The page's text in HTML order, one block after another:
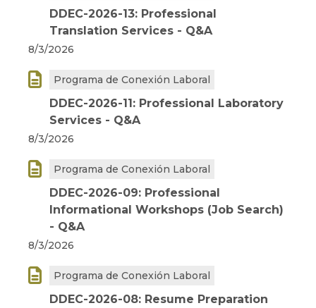
DDEC-2026-13: Professional
Translation Services - Q&A
8/3/2026
 Programa de Conexión Laboral
DDEC-2026-11: Professional Laboratory
Services - Q&A
8/3/2026
 Programa de Conexión Laboral
DDEC-2026-09: Professional
Informational Workshops (Job Search)
- Q&A
8/3/2026
 Programa de Conexión Laboral
DDEC-2026-08: Resume Preparation